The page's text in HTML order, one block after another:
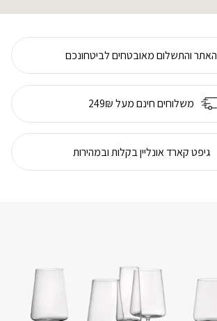
האתר והתשלום מאובטחים לביטחונכם
משלוחים חינם מעל 249₪
גיפט קארד אונליין בקלות ובמהירות